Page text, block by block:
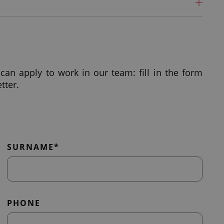
in materie economiche
can apply to work in our team: fill in the form
SURNAME*
PHONE